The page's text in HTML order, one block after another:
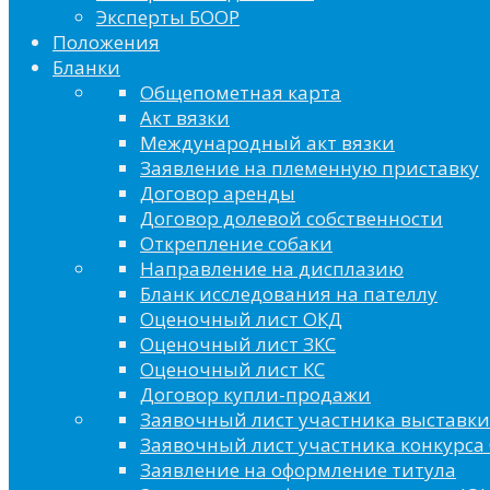
Эксперты БООР
Положения
Бланки
Общепометная карта
Акт вязки
Международный акт вязки
Заявление на племенную приставку
Договор аренды
Договор долевой собственности
Открепление собаки
Направление на дисплазию
Бланк исследования на пателлу
Оценочный лист ОКД
Оценочный лист ЗКС
Оценочный лист КС
Договор купли-продажи
Заявочный лист участника выставки
Заявочный лист участника конкурса
Заявление на оформление титула